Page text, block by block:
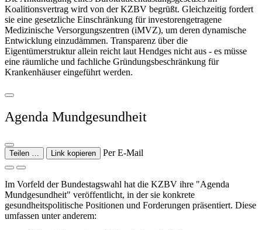
Koalitionsvertrag wird von der KZBV begrüßt. Gleichzeitig fordert
sie eine gesetzliche Einschränkung für investorengetragene
Medizinische Versorgungszentren (iMVZ), um deren dynamische
Entwicklung einzudämmen. Transparenz über die
Eigentümerstruktur allein reicht laut Hendges nicht aus - es müsse
eine räumliche und fachliche Gründungsbeschränkung für
Krankenhäuser eingeführt werden.
Agenda Mundgesundheit
Teilen … Link kopieren Per E-Mail
Im Vorfeld der Bundestagswahl hat die KZBV ihre "Agenda
Mundgesundheit" veröffentlicht, in der sie konkrete
gesundheitspolitische Positionen und Forderungen präsentiert. Diese
umfassen unter anderem: